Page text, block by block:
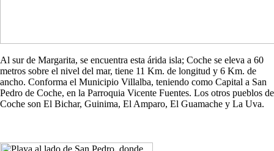
Al sur de Margarita, se encuentra esta árida isla; Coche se eleva a 60
metros sobre el nivel del mar, tiene 11 Km. de longitud y 6 Km. de
ancho. Conforma el Municipio Villalba, teniendo como Capital a San
Pedro de Coche, en la Parroquia Vicente Fuentes. Los otros pueblos de
Coche son El Bichar, Guinima, El Amparo, El Guamache y La Uva.